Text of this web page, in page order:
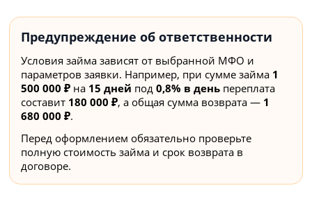
Предупреждение об ответственности
Условия займа зависят от выбранной МФО и
параметров заявки. Например, при сумме займа 1
500 000 ₽ на 15 дней под0,8% в день переплата
составит 180 000 ₽, а общая сумма возврата — 1
680 000 ₽.
Перед оформлением обязательно проверьте
полную стоимость займа и срок возврата в
договоре.